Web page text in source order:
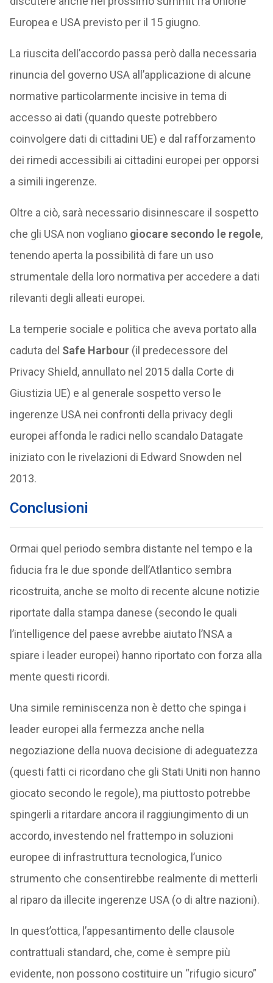
Europea e USA previsto per il 15 giugno.
La riuscita dell’accordo passa però dalla necessaria
rinuncia del governo USA all’applicazione di alcune
normative particolarmente incisive in tema di
accesso ai dati (quando queste potrebbero
coinvolgere dati di cittadini UE) e dal rafforzamento
dei rimedi accessibili ai cittadini europei per opporsi
a simili ingerenze.
Oltre a ciò, sarà necessario disinnescare il sospetto
che gli USA non vogliano giocare secondo le regole,
tenendo aperta la possibilità di fare un uso
strumentale della loro normativa per accedere a dati
rilevanti degli alleati europei.
La temperie sociale e politica che aveva portato alla
caduta del Safe Harbour (il predecessore del
Privacy Shield, annullato nel 2015 dalla Corte di
Giustizia UE) e al generale sospetto verso le
ingerenze USA nei confronti della privacy degli
europei affonda le radici nello scandalo Datagate
iniziato con le rivelazioni di Edward Snowden nel
2013.
Conclusioni
Ormai quel periodo sembra distante nel tempo e la
fiducia fra le due sponde dell’Atlantico sembra
ricostruita, anche se molto di recente alcune notizie
riportate dalla stampa danese (secondo le quali
l’intelligence del paese avrebbe aiutato l’NSA a
spiare i leader europei) hanno riportato con forza alla
mente questi ricordi.
Una simile reminiscenza non è detto che spinga i
leader europei alla fermezza anche nella
negoziazione della nuova decisione di adeguatezza
(questi fatti ci ricordano che gli Stati Uniti non hanno
giocato secondo le regole), ma piuttosto potrebbe
spingerli a ritardare ancora il raggiungimento di un
accordo, investendo nel frattempo in soluzioni
europee di infrastruttura tecnologica, l’unico
strumento che consentirebbe realmente di metterli
al riparo da illecite ingerenze USA (o di altre nazioni).
In quest’ottica, l’appesantimento delle clausole
contrattuali standard, che, come è sempre più
evidente, non possono costituire un “rifugio sicuro”